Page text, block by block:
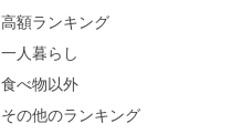
高額ランキング
一人暮らし
食べ物以外
その他のランキング